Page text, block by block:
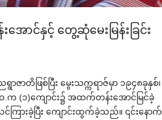
ာင်နှင့် ‌တွေ့ဆုံ‌မေးမြန်းခြင်း
တိဖြစ်ပြီး ‌မွေးသက္ကရာဇ်မှာ ၁၉၄၈ခုနှစ်၊
(၁)‌ကျောင်း၌ အထက်တန်း‌အောင်မြင်ခဲ့
ားခဲ့ပြီး ‌ကျောင်းထွက်ခဲ့သည်။ ၎င်း‌နောက်